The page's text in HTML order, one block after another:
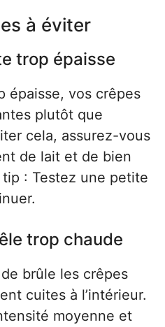
à éviter
trop épaisse
épaisse, vos crêpes
plutôt que
cela, assurez-vous
de lait et de bien
: Testez une petite
trop chaude
brûle les crêpes
cuites à l’intérieur.
moyenne et